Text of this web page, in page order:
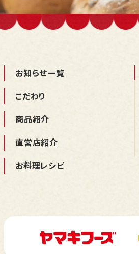
お知らせ一覧
こだわり
商品紹介
直営店紹介
お料理レシピ